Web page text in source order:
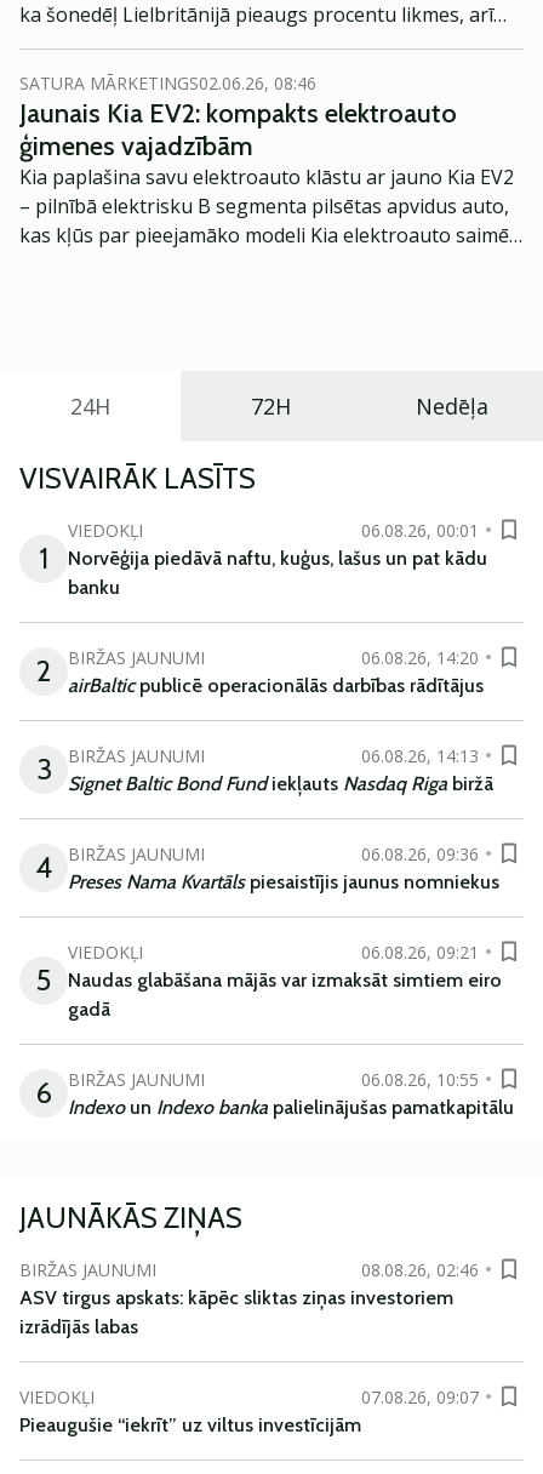
ka šonedēļ Lielbritānijā pieaugs procentu likmes, arī
naftas cenas palielināsies un saglabājas bažas par
inflāciju, ziņoReuters.
SATURA MĀRKETINGS02.06.26, 08:46
Jaunais Kia EV2: kompakts elektroauto
ģimenes vajadzībām
Kia paplašina savu elektroauto klāstu ar jauno Kia EV2
– pilnībā elektrisku B segmenta pilsētas apvidus auto,
kas kļūs par pieejamāko modeli Kia elektroauto saimē
24H 72H Nedēļa
VISVAIRĀK LASĪTS
1
VIEDOKĻI
06.08.26, 00:01
Norvēģija piedāvā naftu, kuģus, lašus un pat kādu
banku
2 BIRŽAS JAUNUMI
06.08.26, 14:20
airBalticpublicē operacionālās darbības rādītājus
3 BIRŽAS JAUNUMI
06.08.26, 14:13
Signet Baltic Bond Fundiekļauts Nasdaq Riga biržā
4 BIRŽAS JAUNUMI
06.08.26, 09:36
Preses Nama Kvartāls piesaistījis jaunus nomniekus
5
VIEDOKĻI
06.08.26, 09:21
Naudas glabāšana mājās var izmaksāt simtiem eiro
gadā
6 BIRŽAS JAUNUMI
06.08.26, 10:55
Indexoun Indexo banka palielinājušas pamatkapitālu
JAUNĀKĀS ZIŅAS
BIRŽAS JAUNUMI
08.08.26, 02:46
ASV tirgus apskats: kāpēc sliktas ziņas investoriem
izrādījās labas
VIEDOKĻI
07.08.26, 09:07
Pieaugušie “iekrīt” uz viltus investīcijām